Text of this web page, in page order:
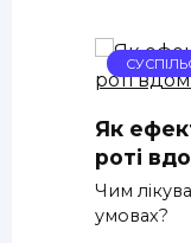
Як
роті
Чим
умовах?